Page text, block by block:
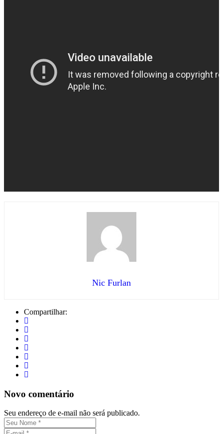
Nic Furlan
Compartilhar:
Novo comentário
Seu endereço de e-mail não será publicado.